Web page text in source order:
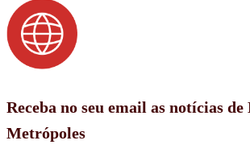
Receba no seu email as notícias
Metrópoles